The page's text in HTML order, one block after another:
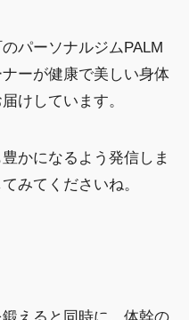
パーソナルジムPALM
ーが健康で美しい身体
けしています。
かになるよう発信しま
みてくださいね。